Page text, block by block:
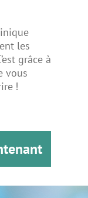
les
grâce à
vous
!